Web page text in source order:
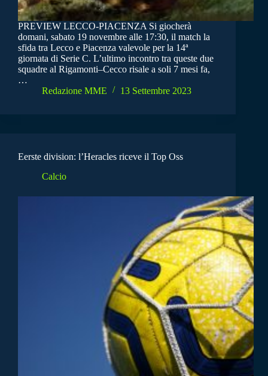
PREVIEW LECCO-PIACENZA Si giocherà
domani, sabato 19 novembre alle 17:30, il match la
sfida tra Lecco e Piacenza valevole per la 14ª
giornata di Serie C. L’ultimo incontro tra queste due
squadre al Rigamonti–Cecco risale a soli 7 mesi fa,
…
Redazione MME
13 Settembre 2023
Eerste division: l’Heracles riceve il Top Oss
Calcio